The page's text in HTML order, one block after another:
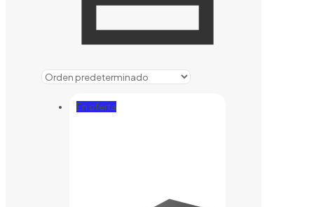
En oferta